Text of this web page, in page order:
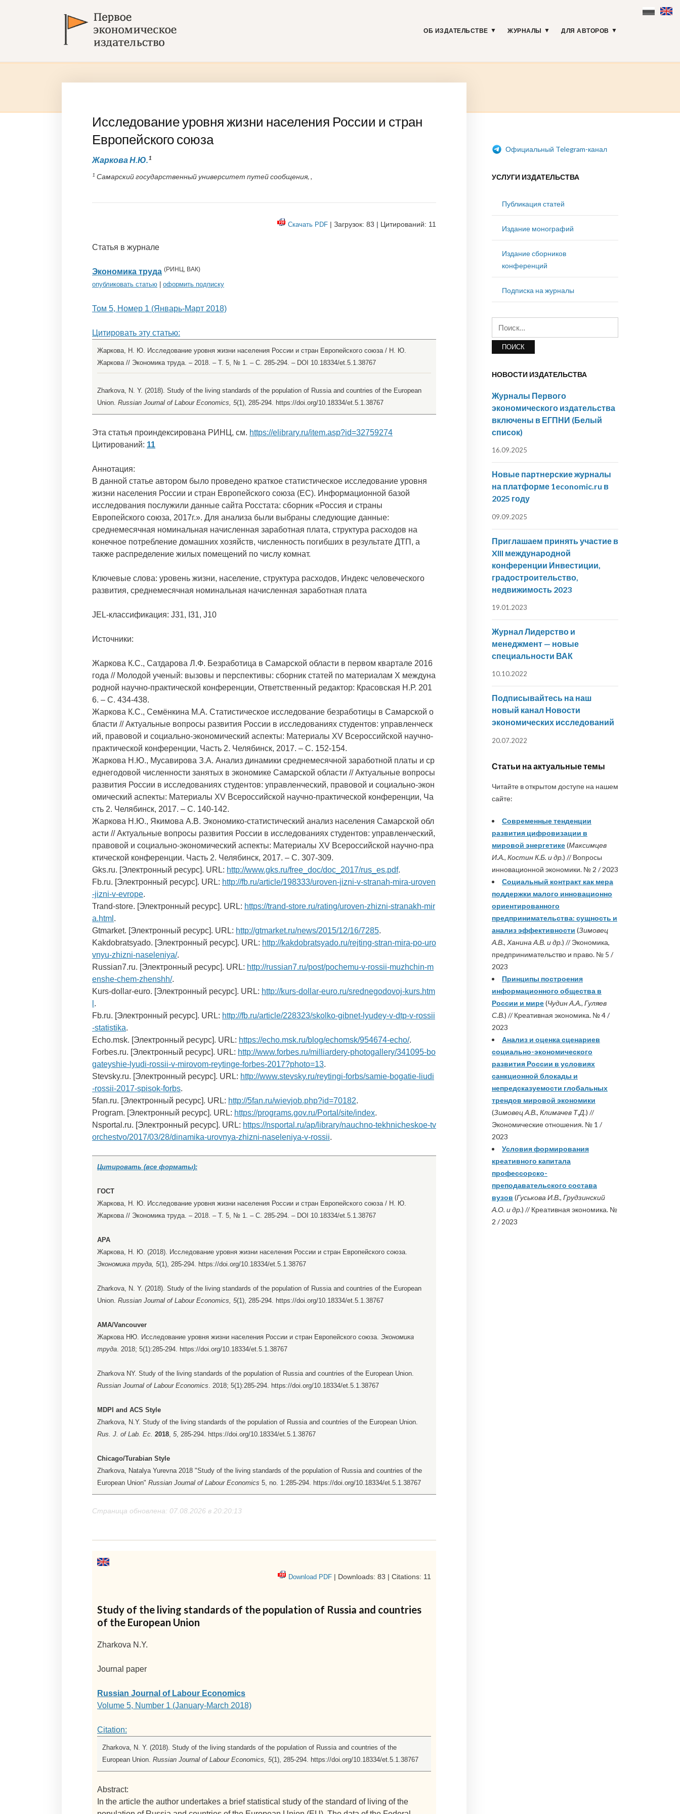
ОБ ИЗДАТЕЛЬСТВЕ ЖУРНАЛЫ ДЛЯ АВТОРОВ
Исследование уровня жизни населения России и стран
Европейского союза
Жаркова Н.Ю.1
1 Самарский государственный университет путей сообщения, ,
Скачать PDF | Загрузок: 83 | Цитирований: 11
Статья в журнале
Экономика труда (РИНЦ, ВАК)
опубликовать статью оформить подписку
Том 5, Номер 1 (Январь-Март 2018)
Цитировать эту статью:
Жаркова, Н. Ю. Исследование уровня жизни населения России и стран Европейского союза / Н. Ю.
Жаркова // Экономика труда. – 2018. – Т. 5, № 1. – С. 285-294. – DOI 10.18334/et.5.1.38767
Zharkova, N. Y. (2018). Study of the living standards of the population of Russia and countries of the European
Union. Russian Journal of Labour Economics, 5(1), 285-294. https://doi.org/10.18334/et.5.1.38767
Эта статья проиндексирована РИНЦ, см. https://elibrary.ru/item.asp?id=32759274
Цитирований: 11
Аннотация:
В данной статье автором было проведено краткое статистическое исследование уровня
жизни населения России и стран Европейского союза (ЕС). Информационной базой
исследования послужили данные сайта Росстата: сборник «Россия и страны
Европейского союза, 2017г.». Для анализа были выбраны следующие данные:
среднемесячная номинальная начисленная заработная плата, структура расходов на
конечное потребление домашних хозяйств, численность погибших в результате ДТП, а
также распределение жилых помещений по числу комнат.
Ключевые слова: уровень жизни, население, структура расходов, Индекс человеческого
развития, среднемесячная номинальная начисленная заработная плата
JEL-классификация: J31, I31, J10
Источники:
Жаркова К.С., Сатдарова Л.Ф. Безработица в Самарской области в первом квартале 2016
года // Молодой ученый: вызовы и перспективы: сборник статей по материалам Х междуна
родной научно-практической конференции, Ответственный редактор: Красовская Н.Р. 201
6. – С. 434-438.
Жаркова К.С., Семёнкина М.А. Статистическое исследование безработицы в Самарской о
бласти // Актуальные вопросы развития России в исследованиях студентов: управленческ
ий, правовой и социально-экономический аспекты: Материалы XV Всероссийской научно-
практической конференции, Часть 2. Челябинск, 2017. – С. 152-154.
Жаркова Н.Ю., Мусавирова З.А. Анализ динамики среднемесячной заработной платы и ср
еднегодовой численности занятых в экономике Самарской области // Актуальные вопросы
развития России в исследованиях студентов: управленческий, правовой и социально-экон
омический аспекты: Материалы XV Всероссийской научно-практической конференции, Ча
сть 2. Челябинск, 2017. – С. 140-142.
Жаркова Н.Ю., Якимова А.В. Экономико-статистический анализ населения Самарской обл
асти // Актуальные вопросы развития России в исследованиях студентов: управленческий,
правовой и социально-экономический аспекты: Материалы XV Всероссийской научно-пра
ктической конференции. Часть 2. Челябинск, 2017. – С. 307-309.
Gks.ru. [Электронный ресурс]. URL: http://www.gks.ru/free_doc/doc_2017/rus_es.pdf.
Fb.ru. [Электронный ресурс]. URL: http://fb.ru/article/198333/uroven-jizni-v-stranah-mira-uroven
-jizni-v-evrope.
Trand-store. [Электронный ресурс]. URL: https://trand-store.ru/rating/uroven-zhizni-stranakh-mir
a.html .
Gtmarket. [Электронный ресурс]. URL: http://gtmarket.ru/news/2015/12/16/7285.
Kakdobratsyado. [Электронный ресурс]. URL: http://kakdobratsyado.ru/rejting-stran-mira-po-uro
vnyu-zhizni-naseleniya/.
Russian7.ru. [Электронный ресурс]. URL: http://russian7.ru/post/pochemu-v-rossii-muzhchin-m
enshe-chem-zhenshh/.
Kurs-dollar-euro. [Электронный ресурс]. URL: http://kurs-dollar-euro.ru/srednegodovoj-kurs.htm
.
Fb.ru. [Электронный ресурс]. URL: http://fb.ru/article/228323/skolko-gibnet-lyudey-v-dtp-v-rossii
-statistika.
Echo.msk. [Электронный ресурс]. URL: https://echo.msk.ru/blog/echomsk/954674-echo/.
Forbes.ru. [Электронный ресурс]. URL: http://www.forbes.ru/milliardery-photogallery/341095-bo
gateyshie-lyudi-rossii-v-mirovom-reytinge-forbes-2017?photo=13.
Stevsky.ru. [Электронный ресурс]. URL: http://www.stevsky.ru/reytingi-forbs/samie-bogatie-liudi
-rossii-2017-spisok-forbs.
5fan.ru. [Электронный ресурс]. URL: http://5fan.ru/wievjob.php?id=70182.
Program. [Электронный ресурс]. URL: https://programs.gov.ru/Portal/site/index.
Nsportal.ru. [Электронный ресурс]. URL: https://nsportal.ru/ap/library/nauchno-tekhnicheskoe-tv
orchestvo/2017/03/28/dinamika-urovnya-zhizni-naseleniya-v-rossii.
Цитировать (все форматы):
ГОСТ
Жаркова, Н. Ю. Исследование уровня жизни населения России и стран Европейского союза / Н. Ю.
Жаркова // Экономика труда. – 2018. – Т. 5, № 1. – С. 285-294. – DOI 10.18334/et.5.1.38767
APA
Жаркова, Н. Ю. (2018). Исследование уровня жизни населения России и стран Европейского союза.
Экономика труда, 5(1), 285-294. https://doi.org/10.18334/et.5.1.38767
Zharkova, N. Y. (2018). Study of the living standards of the population of Russia and countries of the European
Union. Russian Journal of Labour Economics, 5(1), 285-294. https://doi.org/10.18334/et.5.1.38767
AMA/Vancouver
Жаркова НЮ. Исследование уровня жизни населения России и стран Европейского союза. Экономика
труда. 2018; 5(1):285-294. https://doi.org/10.18334/et.5.1.38767
Zharkova NY. Study of the living standards of the population of Russia and countries of the European Union.
Russian Journal of Labour Economics. 2018; 5(1):285-294. https://doi.org/10.18334/et.5.1.38767
MDPI and ACS Style
Zharkova, N.Y. Study of the living standards of the population of Russia and countries of the European Union.
Rus. J. of Lab. Ec. 2018, 5, 285-294. https://doi.org/10.18334/et.5.1.38767
Chicago/Turabian Style
Zharkova, Natalya Yurevna 2018 "Study of the living standards of the population of Russia and countries of the
European Union" Russian Journal of Labour Economics 5, no. 1:285-294. https://doi.org/10.18334/et.5.1.38767
Страница обновлена: 07.08.2026 в 20:20:13
Download PDF | Downloads: 83 | Citations: 11
Study of the living standards of the population of Russia and countries
of the European Union
Zharkova N.Y.
Journal paper
Russian Journal of Labour Economics
Volume 5, Number 1 (January-March 2018)
Citation:
Zharkova, N. Y. (2018). Study of the living standards of the population of Russia and countries of the
European Union. Russian Journal of Labour Economics, 5(1), 285-294. https://doi.org/10.18334/et.5.1.38767
Abstract:
In the article the author undertakes a brief statistical study of the standard of living of the
Официальный Telegram-канал
УСЛУГИ ИЗДАТЕЛЬСТВА
Публикация статей
Издание монографий
Издание сборников
конференций
Подписка на журналы
НОВОСТИ ИЗДАТЕЛЬСТВА
Журналы Первого
экономического издательства
включены в ЕГПНИ (Белый
список)
16.09.2025
Новые партнерские журналы
на платформе 1economic.ru в
2025 году
09.09.2025
Приглашаем принять участие в
XIII международной
конференции Инвестиции,
градостроительство,
недвижимость 2023
19.01.2023
Журнал Лидерство и
менеджмент — новые
специальности ВАК
10.10.2022
Подписывайтесь на наш
новый канал Новости
экономических исследований
20.07.2022
Статьи на актуальные темы
Читайте в открытом доступе на нашем
сайте:
Современные тенденции
развития цифровизации в
мировой энергетике(Максимцев
И.А., Костин К.Б. и др.) // Вопросы
инновационной экономики. № 2 / 2023
Социальный контракт как мера
поддержки малого инновационно
ориентированного
предпринимательства: сущность и
анализ эффективности (Зимовец
А.В., Ханина А.В. и др.) // Экономика,
предпринимательство и право. № 5 /
2023
Принципы построения
информационного общества в
России и мире(Чудин А.А., Гуляев
С.В.) // Креативная экономика. № 4 /
2023
Анализ и оценка сценариев
социально-экономического
развития России в условиях
санкционной блокады и
непредсказуемости глобальных
трендов мировой экономики
(Зимовец А.В., Климачев Т.Д.) //
Экономические отношения. № 1 /
2023
Условия формирования
креативного капитала
профессорско-
преподавательского состава
вузов (Гуськова И.В., Грудзинский
А.О. и др.) // Креативная экономика. №
2 / 2023